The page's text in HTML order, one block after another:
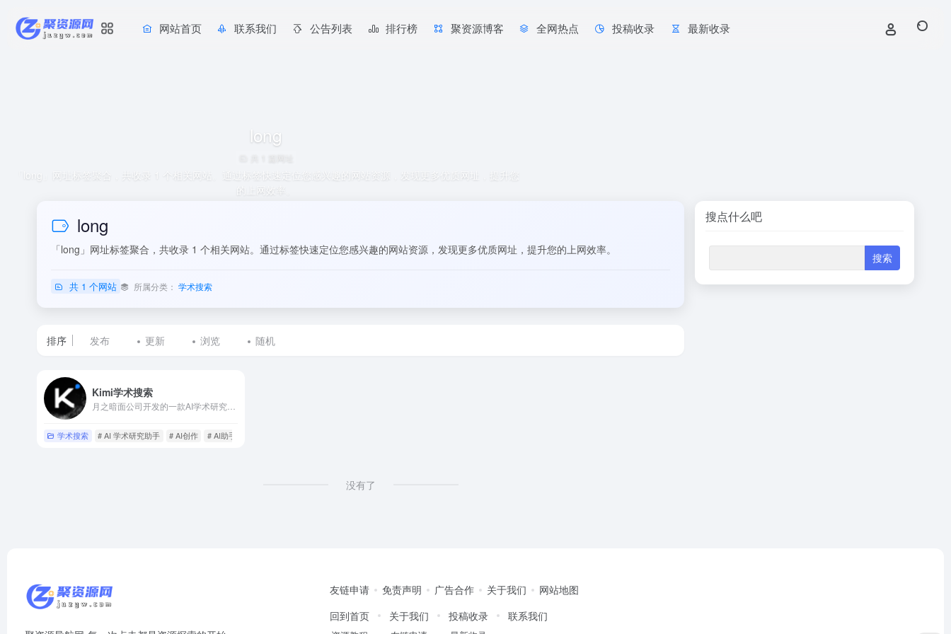
网站首页 联系我们 公告列表 排行榜 聚资源博客 全网热点 投稿收录 最新收录
long
「long」网址标签聚合，共收录 1 个相关网站。通过标签快速定位您感兴趣的网站资源，发现更多优质网址，提升您
的上网效率。
long
「long」网址标签聚合，共收录 1 个相关网站。通过标签快速定位您感兴趣的网站资源，发现更多优质网址，提升您的上网效率。
共 1 个网站 所属分类：学术搜索
排序 发布 更新 浏览 随机
标
签
为
表
Kimi学术搜索
学术搜索 # AI 学术研究助手 # AI创作 # AI助手
没有了
搜点什么吧
友链申请 免责声明 广告合作 关于我们
网站地图
回到首页
关于我们 投稿收录 联系我们